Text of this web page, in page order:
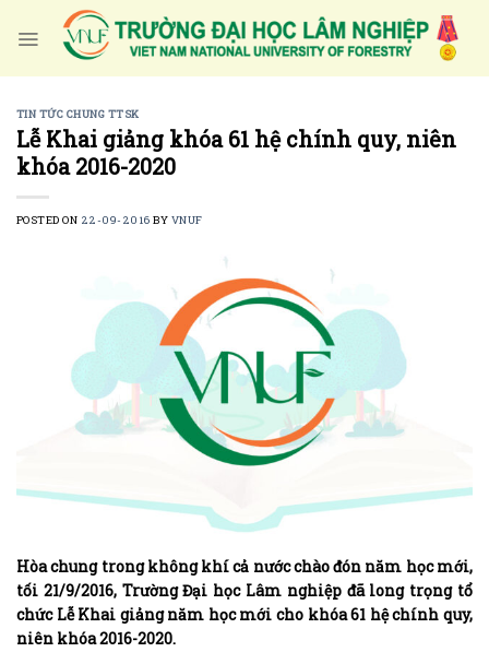
TIN TỨC CHUNG TTSK
Lễ Khai giảng khóa 61 hệ chính quy, niên
khóa 2016-2020
POSTED ON 22-09-2016 BY VNUF
Hòa chung trong không khí cả nước chào đón năm học mới,
tối 21/9/2016, Trường Đại học Lâm nghiệp đã long trọng tổ
chức Lễ Khai giảng năm học mới cho khóa 61 hệ chính quy,
niên khóa 2016-2020.